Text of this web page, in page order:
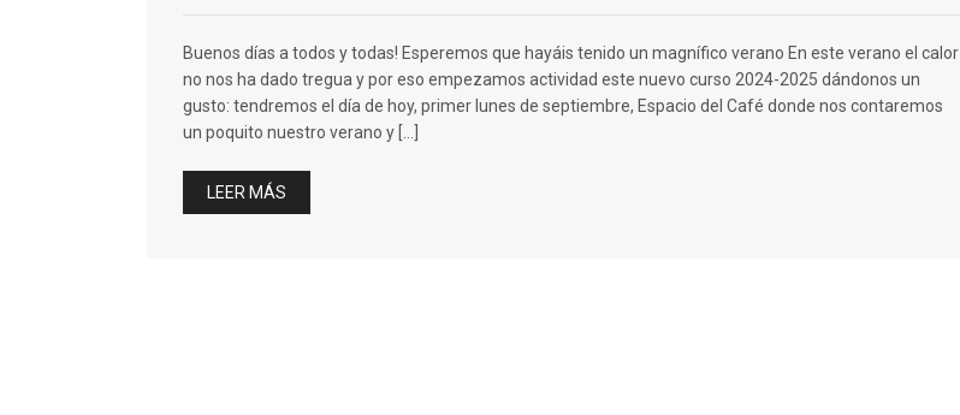
Buenos días a todos y todas! Esperemos que hayáis tenido un magnífico verano En este verano el calor
no nos ha dado tregua y por eso empezamos actividad este nuevo curso 2024-2025 dándonos un
gusto: tendremos el día de hoy, primer lunes de septiembre, Espacio del Café donde nos contaremos
un poquito nuestro verano y […]
LEER MÁS